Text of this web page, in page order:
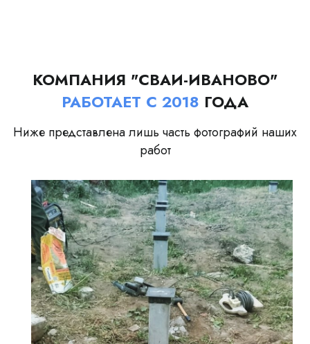
КОМПАНИЯ "СВАИ-ИВАНОВО"
РАБОТАЕТ С 2018 ГОДА
Ниже представлена лишь часть фотографий наших
работ